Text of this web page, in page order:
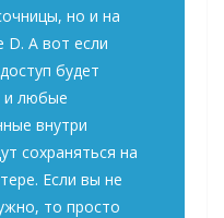
но и на
D. А вот если
будет
и любые
внутри
сохраняться на
Если вы не
то просто